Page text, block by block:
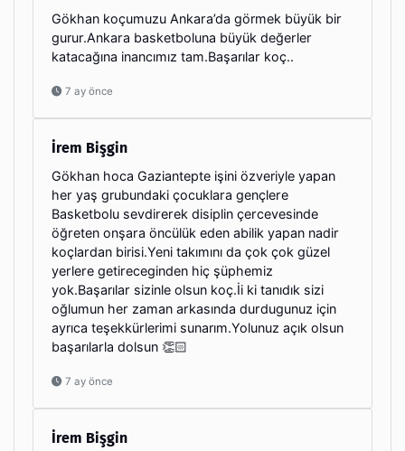
Gökhan koçumuzu Ankara’da görmek büyük bir
gurur.Ankara basketboluna büyük değerler
katacağına inancımız tam.Başarılar koç..
7 ay önce
İrem Bişgin
Gökhan hoca Gaziantepte işini özveriyle yapan
her yaş grubundaki çocuklara gençlere
Basketbolu sevdirerek disiplin çercevesinde
öğreten onşara öncülük eden abilik yapan nadir
koçlardan birisi.Yeni takımını da çok çok güzel
yerlere getireceginden hiç şüphemiz
yok.Başarılar sizinle olsun koç.İi ki tanıdık sizi
oğlumun her zaman arkasında durdugunuz için
ayrıca teşekkürlerimi sunarım.Yolunuz açık olsun
başarılarla dolsun 👏🏻
7 ay önce
İrem Bişgin